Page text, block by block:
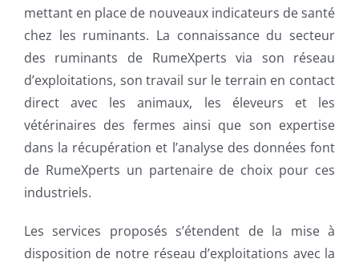
mettant en place de nouveaux indicateurs de santé
chez les ruminants. La connaissance du secteur
des ruminants de RumeXperts via son réseau
d’exploitations, son travail sur le terrain en contact
direct avec les animaux, les éleveurs et les
vétérinaires des fermes ainsi que son expertise
dans la récupération et l’analyse des données font
de RumeXperts un partenaire de choix pour ces
industriels.
Les services proposés s’étendent de la mise à
disposition de notre réseau d’exploitations avec la